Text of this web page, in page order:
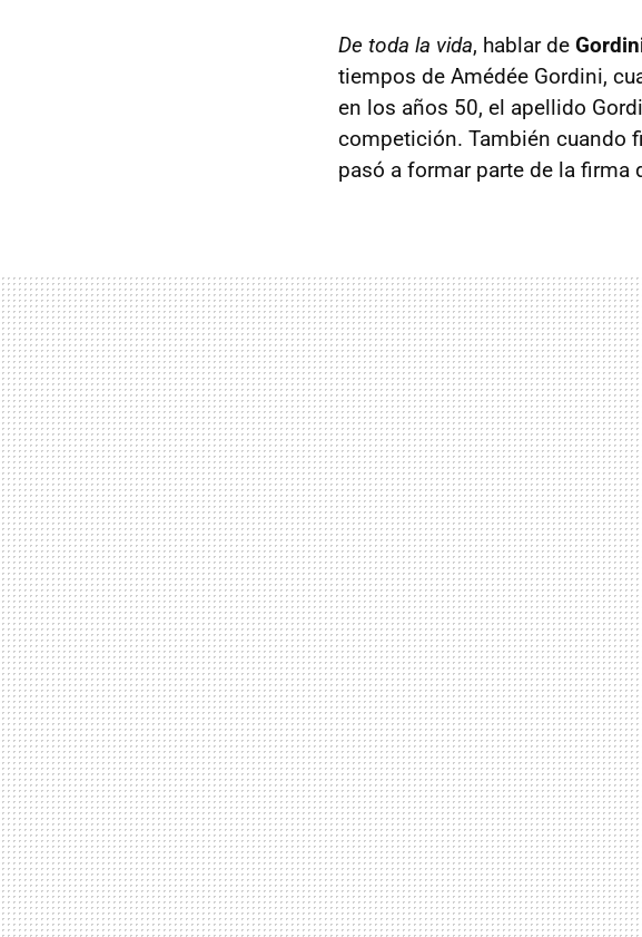
De toda la vida, hablar de
tiempos de Amédée Gordini,
en los años 50, el apellido
competición. También cuando
pasó a formar parte de la firma